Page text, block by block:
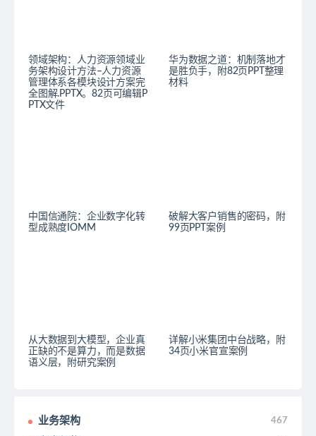
领域架构：人力资源领域业
务架构设计方法–人力资源
管理体系各模块设计方案完
全图解.PPTX。82页可编辑P
PTX文件
华为数据之道：机制落地才
是胜负手，附82页PPT整理
材料
中国信通院：企业数字化转
型成熟度IOMM
破解大客户销售的密码，附
99页PPT案例
从大数据到大模型，企业真
正缺的不是算力，而是数据
语义层，附研究案例
详解小米集团中台战略，附
34页小米官宣案例
业务架构 467